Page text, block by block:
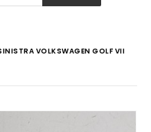
VOLKSWAGEN GOLF VII